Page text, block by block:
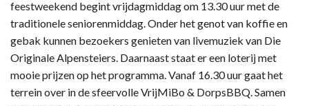
feestweekend begint vrijdagmiddag om 13.30 uur met de
traditionele seniorenmiddag. Onder het genot van koffie en
gebak kunnen bezoekers genieten van livemuziek van Die
Originale Alpensteiers. Daarnaast staat er een loterij met
mooie prijzen op het programma. Vanaf 16.30 uur gaat het
terrein over in de sfeervolle VrijMiBo & DorpsBBQ. Samen